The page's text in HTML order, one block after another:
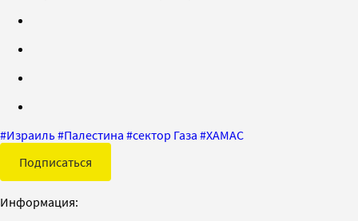
#Израиль#Палестина #сектор Газа #ХАМАС
Подписаться
Информация: